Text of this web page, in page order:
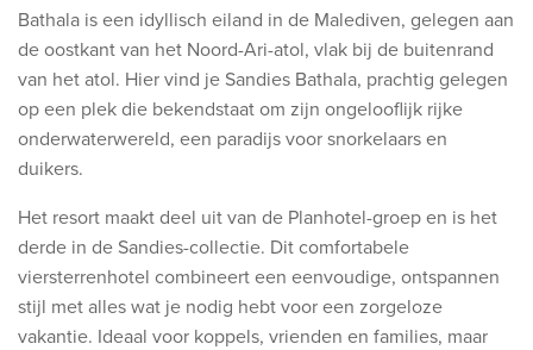
Unieke rondreizen
8-daagse Emiraten Ontdekkingsreis
Fly & Drive - Kleuren van Yucatan
Ontdekking Sri Lanka
Bekijk alle rondreizen
Ontdek onze thema's
Huwelijksreis
Bathala is een idyllisch eiland in de Malediven, gelegen aan
de oostkant van het Noord-Ari-atol, vlak bij de buitenrand
van het atol. Hier vind je Sandies Bathala, prachtig gelegen
op een plek die bekendstaat om zijn ongelooflijk rijke
onderwaterwereld, een paradijs voor snorkelaars en
duikers.
Het resort maakt deel uit van de Planhotel-groep en is het
derde in de Sandies-collectie. Dit comfortabele
viersterrenhotel combineert een eenvoudige, ontspannen
stijl met alles wat je nodig hebt voor een zorgeloze
vakantie. Ideaal voor koppels, vrienden en families, maar